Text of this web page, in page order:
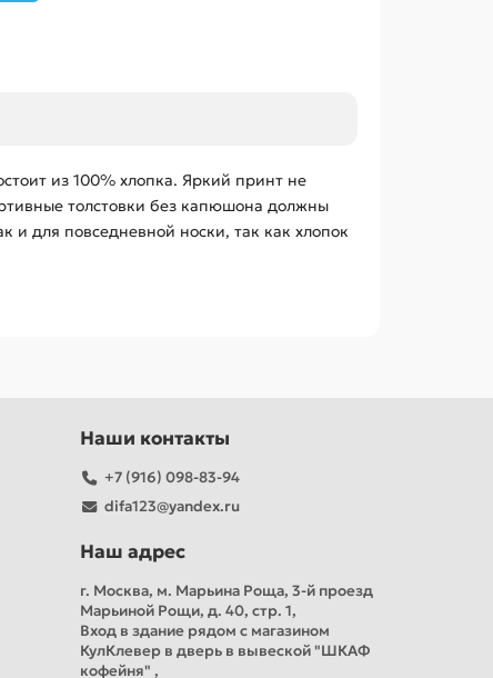
из 100% хлопка. Яркий принт не
толстовки без капюшона должны
и для повседневной носки, так как хлопок
Наши контакты
+7 (916) 098-83-94
difa123@yandex.ru
Наш адрес
г. Москва, м. Марьина Роща, 3-й проезд
Марьиной Рощи, д. 40, стр. 1,
Вход в здание рядом с магазином
КулКлевер в дверь в вывеской "ШКАФ
кофейня" ,